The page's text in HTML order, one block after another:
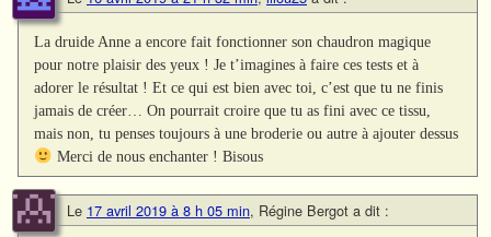
La druide Anne a encore fait fonctionner son chaudron magique
pour notre plaisir des yeux ! Je t’imagines à faire ces tests et à
adorer le résultat ! Et ce qui est bien avec toi, c’est que tu ne finis
jamais de créer… On pourrait croire que tu as fini avec ce tissu,
mais non, tu penses toujours à une broderie ou autre à ajouter dessus
Merci de nous enchanter ! Bisous
Le 17 avril 2019 à 8 h 05 min, Régine Bergot a dit :